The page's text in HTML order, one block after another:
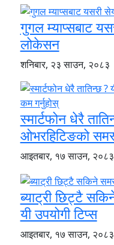
गुगल म्याप्सबाट
लोकेसन
शनिबार, २३ साउन, २०८३
स्मार्टफोन धेरै
ओभरहिटिङको
आइतबार, १७ साउन, २०८३
ब्याट्री छिट्टै
यी उपयोगी टिप्स
आइतबार, १७ साउन, २०८३